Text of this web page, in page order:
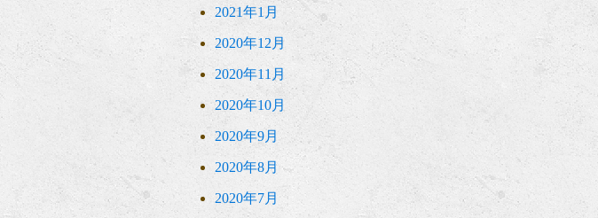
2021年1月
2020年12月
2020年11月
2020年10月
2020年9月
2020年8月
2020年7月